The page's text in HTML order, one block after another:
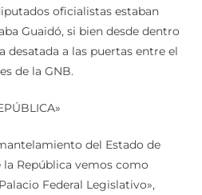
Guaidó, si bien desde dentro
desatada a las puertas entre el
de la GNB.
la República vemos como
Federal Legislativo»,
con la voz entrecortada